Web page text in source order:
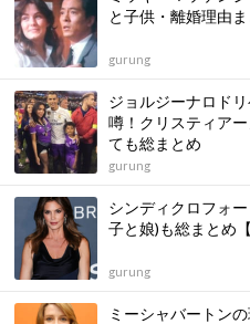
と子供・離婚理由
gurung
ジョルジーナロド
噂！クリスティア
ても総まとめ
gurung
シンディクロフォ
子と娘)も総まとめ
gurung
ミーシャバートン